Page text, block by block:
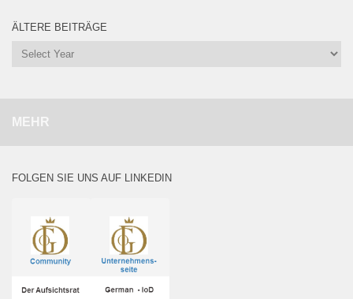
ÄLTERE BEITRÄGE
MEHR
FOLGEN SIE UNS AUF LINKEDIN